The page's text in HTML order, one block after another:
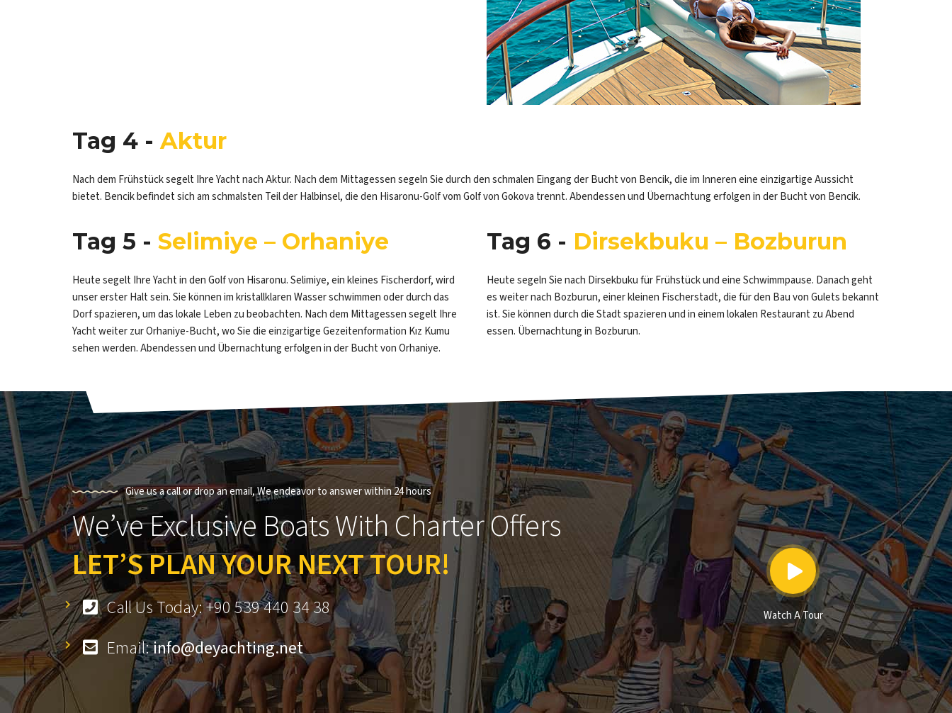
Tag 4 - Aktur
Nach dem Frühstück segelt Ihre Yacht nach Aktur. Nach dem Mittagessen segeln Sie durch den schmalen Eingang der Bucht von Bencik, die im Inneren eine einzigartige Aussicht
bietet. Bencik befindet sich am schmalsten Teil der Halbinsel, die den Hisaronu-Golf vom Golf von Gokova trennt. Abendessen und Übernachtung erfolgen in der Bucht von Bencik.
Tag 5 - Selimiye – Orhaniye
Heute segelt Ihre Yacht in den Golf von Hisaronu. Selimiye, ein kleines Fischerdorf, wird
unser erster Halt sein. Sie können im kristallklaren Wasser schwimmen oder durch das
Dorf spazieren, um das lokale Leben zu beobachten. Nach dem Mittagessen segelt Ihre
Yacht weiter zur Orhaniye-Bucht, wo Sie die einzigartige Gezeitenformation Kız Kumu
sehen werden. Abendessen und Übernachtung erfolgen in der Bucht von Orhaniye.
Tag 6 - Dirsekbuku – Bozburun
Heute segeln Sie nach Dirsekbuku für Frühstück und eine Schwimmpause. Danach geht
es weiter nach Bozburun, einer kleinen Fischerstadt, die für den Bau von Gulets bekannt
ist. Sie können durch die Stadt spazieren und in einem lokalen Restaurant zu Abend
essen. Übernachtung in Bozburun.
Give us a call or drop an email, We endeavor to answer within 24 hours
We’ve Exclusive Boats With Charter Offers
LET’S PLAN YOUR NEXT TOUR!
Call Us Today: +90 539 440 34 38
Email:info@deyachting.net
Watch A Tour